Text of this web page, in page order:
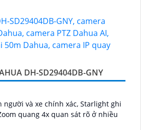
DH-SD29404DB-GNY
người và xe chính xác, Starlight ghi
quang 4x quan sát rõ ở nhiều